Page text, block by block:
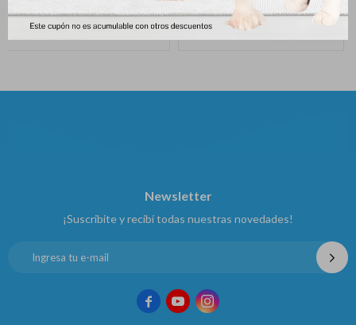
$1.887 $ 1.958
Newsletter
¡Suscribite y recibí todas nuestras novedades!
  